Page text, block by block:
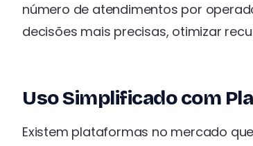
número de atendimentos por
decisões mais precisas, otimizar
Uso Simplificado com
Existem plataformas no mercado